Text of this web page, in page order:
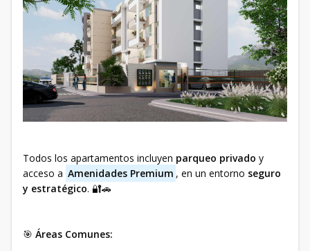
Todos los apartamentos incluyen parqueo privado y
acceso a Amenidades Premium , en un entorno seguro
y estratégico. 🔐🚗
🎯 Áreas Comunes: